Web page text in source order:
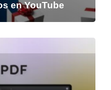
en YouTube